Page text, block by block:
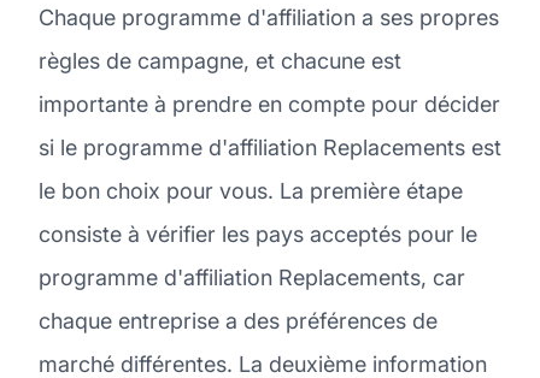
Chaque programme d'affiliation a ses propres
règles de campagne, et chacune est
importante à prendre en compte pour décider
si le programme d'affiliation Replacements est
le bon choix pour vous. La première étape
consiste à vérifier les pays acceptés pour le
programme d'affiliation Replacements, car
chaque entreprise a des préférences de
marché différentes. La deuxième information